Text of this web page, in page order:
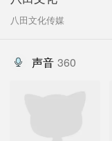
八田文化传媒
声音 360